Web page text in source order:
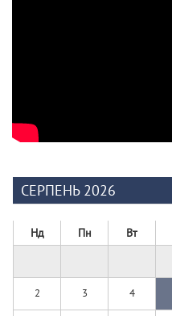
СЕРПЕНЬ 2026
Нд Пн Вт
2 3 4